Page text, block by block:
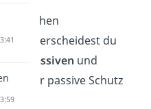
unterscheidest du
passiven und
. Der passive Schutz